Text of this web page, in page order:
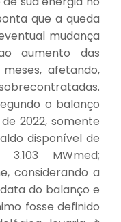
que a queda
mudança
aumento das
afetando,
o balanço
2022, somente
disponível de
MWmed;
considerando a
do balanço e
fosse definido